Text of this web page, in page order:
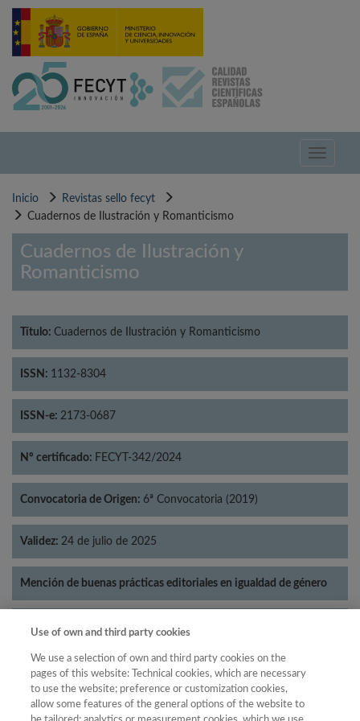
Pasar
contenido
Toggle
Inicio
Revistas sello fecyt
Cuadernos de Ilustración y Romanticismo
Cuadernos de Ilustración y
Romanticismo
Título: Cuadernos de Ilustración y Romanticismo
ISSN: 1132-8304
ISSN-e: 2173-0687
Nº certificado: FECYT-342/2024
Convocatoria de Origen: 6ª Convocatoria (2019)
Validez: 24 de julio de 2025
Mención de buenas prácticas editoriales en igualdad de género
Categorías: Literatura
Año
Use of own and third party cookies
We use a selection of own and third party cookies on the
pages of this website: Technical cookies, which are necessary
to use the website; preference or customization cookies,
allow some features of the general options of the website to